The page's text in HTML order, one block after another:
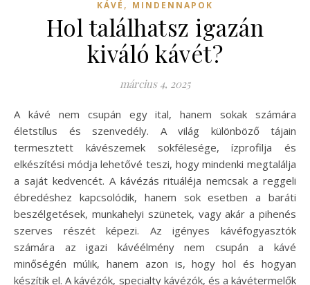
KÁVÉ , MINDENNAPOK
Hol találhatsz igazán
kiváló kávét?
március 4, 2025
A kávé nem csupán egy ital, hanem sokak számára
életstílus és szenvedély. A világ különböző tájain
termesztett kávészemek sokfélesége, ízprofilja és
elkészítési módja lehetővé teszi, hogy mindenki megtalálja
a saját kedvencét. A kávézás rituáléja nemcsak a reggeli
ébredéshez kapcsolódik, hanem sok esetben a baráti
beszélgetések, munkahelyi szünetek, vagy akár a pihenés
szerves részét képezi. Az igényes kávéfogyasztók
számára az igazi kávéélmény nem csupán a kávé
minőségén múlik, hanem azon is, hogy hol és hogyan
készítik el. A kávézók, specialty kávézók, és a kávétermelők